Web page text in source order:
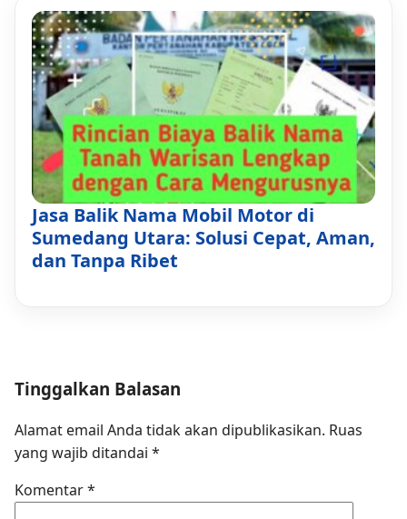
Jasa Balik Nama Mobil Motor di
Sumedang Utara: Solusi Cepat, Aman,
dan Tanpa Ribet
Tinggalkan Balasan
Alamat email Anda tidak akan dipublikasikan. Ruas
yang wajib ditandai *
Komentar*